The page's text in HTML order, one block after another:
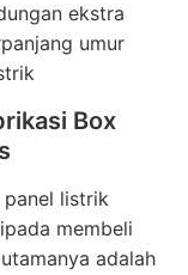
ekstra
umur
Box
panel listrik
membeli
adalah